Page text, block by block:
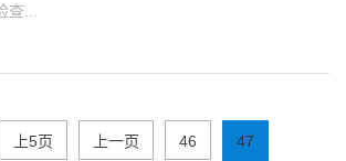
...
上5页 上一页 46 47